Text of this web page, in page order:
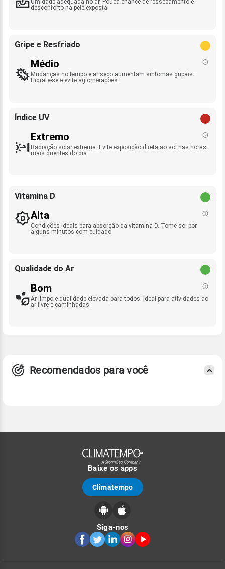
Umidade adequada no ar. Pouca chance de ressecamento e
desconforto na pele exposta.
Gripe e Resfriado
Médio
Mudanças no tempo e ar seco aumentam sintomas gripais.
Hidrate-se e evite aglomerações.
Índice UV
Extremo
Radiação solar extrema. Evite exposição direta ao sol nas horas
mais quentes do dia.
Vitamina D
Alta
Condições ideais para absorção da vitamina D. Tome sol por
alguns minutos com cuidado.
Qualidade do Ar
Bom
Ar limpo e qualidade elevada para todos. Ideal para atividades ao
ar livre e caminhadas.
Recomendados para você
Baixe os apps
Climatempo
Siga-nos